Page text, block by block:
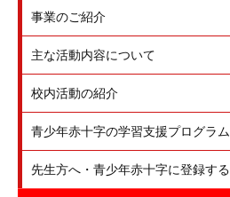
事業のご紹介
主な活動内容について
校内活動の紹介
青少年赤十字の学習支援プログラム
先生方へ・青少年赤十字に登録する